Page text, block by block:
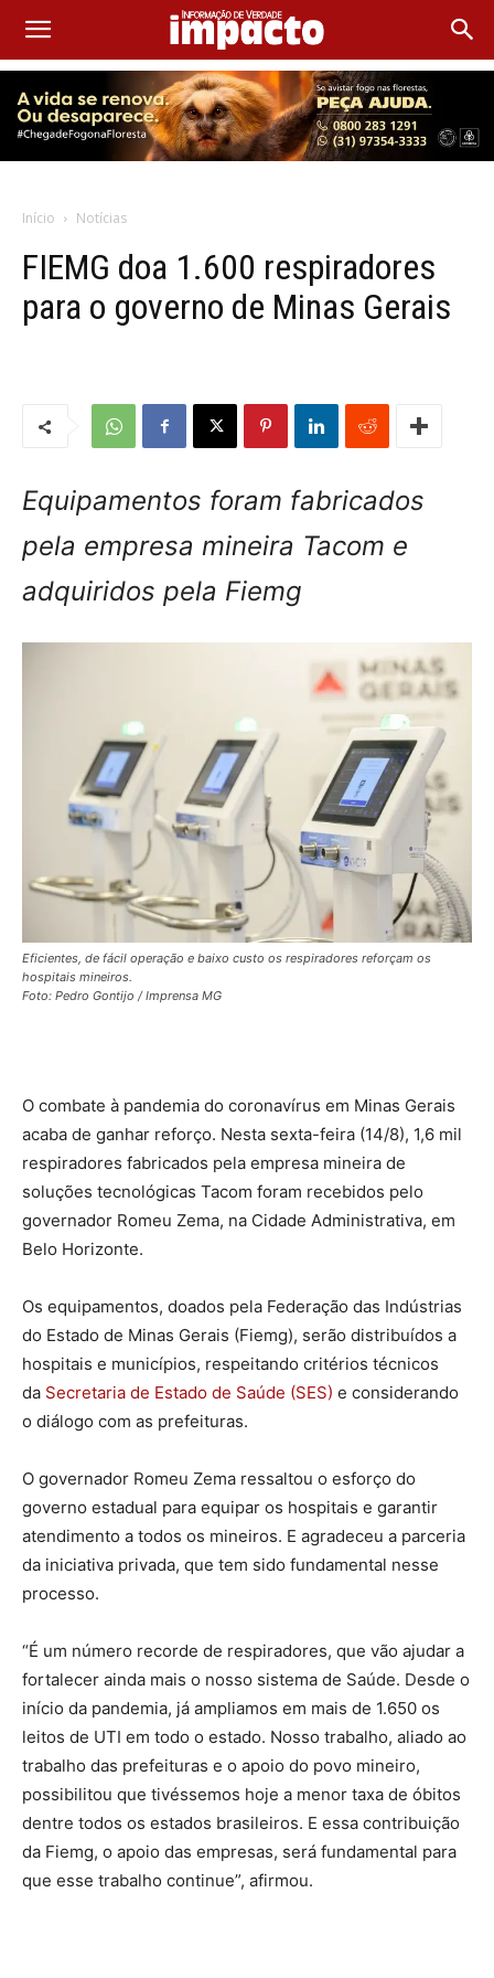
Início Notícias
FIEMG doa 1.600 respiradores
para o governo de Minas Gerais
Equipamentos foram fabricados
pela empresa mineira Tacom e
adquiridos pela Fiemg
Eficientes, de fácil operação e baixo custo os respiradores reforçam os
hospitais mineiros.
Foto: Pedro Gontijo / Imprensa MG
O combate à pandemia do coronavírus em Minas Gerais
acaba de ganhar reforço. Nesta sexta-feira (14/8), 1,6 mil
respiradores fabricados pela empresa mineira de
soluções tecnológicas Tacom foram recebidos pelo
governador Romeu Zema, na Cidade Administrativa, em
Belo Horizonte.
Os equipamentos, doados pela Federação das Indústrias
do Estado de Minas Gerais (Fiemg), serão distribuídos a
hospitais e municípios, respeitando critérios técnicos
da Secretaria de Estado de Saúde (SES) e considerando
o diálogo com as prefeituras.
O governador Romeu Zema ressaltou o esforço do
governo estadual para equipar os hospitais e garantir
atendimento a todos os mineiros. E agradeceu a parceria
da iniciativa privada, que tem sido fundamental nesse
processo.
“É um número recorde de respiradores, que vão ajudar a
fortalecer ainda mais o nosso sistema de Saúde. Desde o
início da pandemia, já ampliamos em mais de 1.650 os
leitos de UTI em todo o estado. Nosso trabalho, aliado ao
trabalho das prefeituras e o apoio do povo mineiro,
possibilitou que tivéssemos hoje a menor taxa de óbitos
dentre todos os estados brasileiros. E essa contribuição
da Fiemg, o apoio das empresas, será fundamental para
que esse trabalho continue”, afirmou.